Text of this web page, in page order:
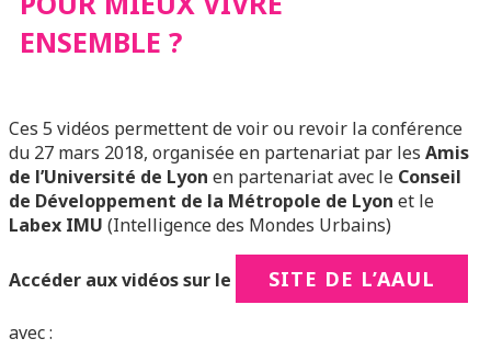
ENSEMBLE ?
Ces 5 vidéos permettent de voir ou revoir la conférence
du 27 mars 2018, organisée en partenariat par les Amis
de l’Université de Lyon en partenariat avec le Conseil
de Développement de la Métropole de Lyon et le
Labex IMU (Intelligence des Mondes Urbains)
Accéder aux vidéos sur le SITE DE L’AAUL
avec :